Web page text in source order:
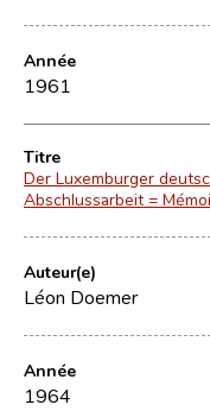
Année
1961
Titre
Der Luxemburger
Abschlussarbeit =
Auteur(e)
Léon Doemer
Année
1964